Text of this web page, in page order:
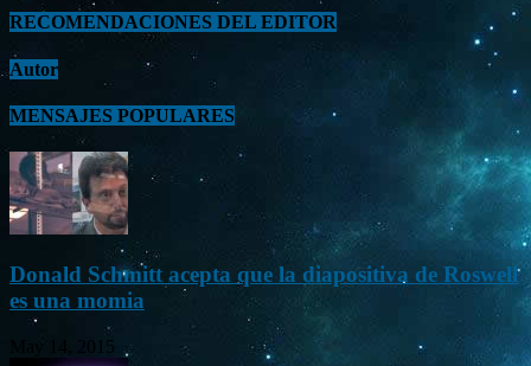
RECOMENDACIONES DEL EDITOR
Autor
MENSAJES POPULARES
Donald Schmitt acepta que la diapositiva de Roswell
es una momia
May 14, 2015